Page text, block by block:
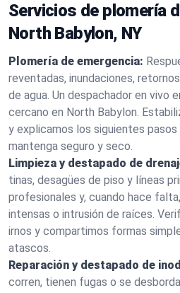
Servicios de plomería
North Babylon, NY
Plomería de emergencia:
reventadas, inundaciones,
de agua. Un despachador en vivo
cercano en North Babylon.
y explicamos los siguientes pasos
mantenga seguro y seco.
Limpieza y destapado de
tinas, desagües de piso y líneas
profesionales y, cuando hace
intensas o intrusión de raíces.
irnos y compartimos formas
atascos.
Reparación y destapado de
corren, tienen fugas o se